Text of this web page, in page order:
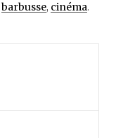
barbusse, cinéma.